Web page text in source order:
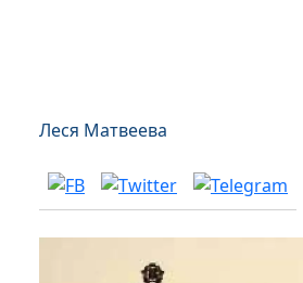
Леся Матвеева